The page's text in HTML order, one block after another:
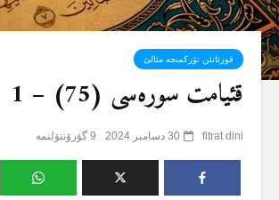
قورئانئن تۆرکمنجە مئالئ
قئیامت سورەسی (75) – 1
fitrat dini 30 دسامبر 2024 9 گؤرۆنتۆلنمە